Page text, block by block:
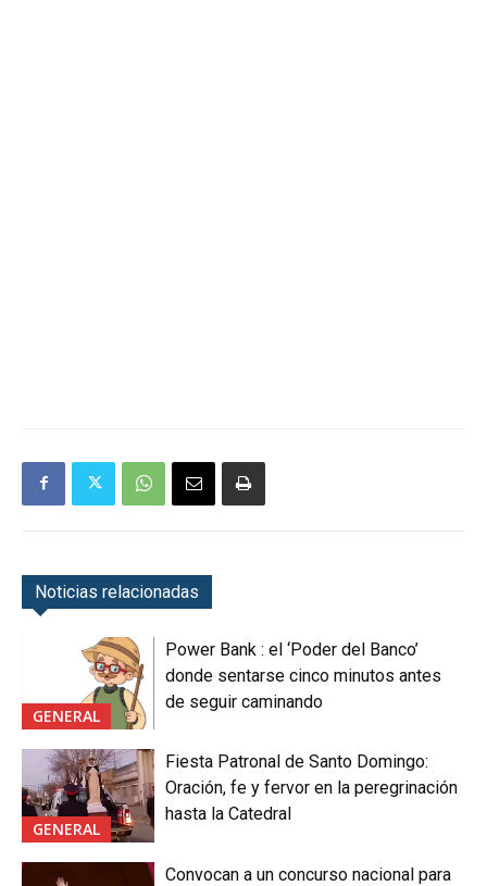
Noticias relacionadas
GENERAL
Power Bank : el ‘Poder del Banco’
donde sentarse cinco minutos antes
de seguir caminando
GENERAL
Fiesta Patronal de Santo Domingo:
Oración, fe y fervor en la peregrinación
hasta la Catedral
Convocan a un concurso nacional para